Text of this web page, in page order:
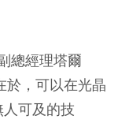
總經理塔爾
於，可以在光晶
可及的技